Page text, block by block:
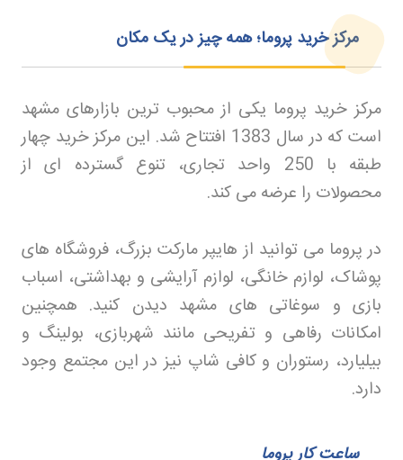
مرکز خرید پروما؛ همه چیز در یک مکان
مرکز خرید پروما یکی از محبوب ترین بازارهای مشهد
است که در سال 1383 افتتاح شد. این مرکز خرید چهار
طبقه با 250 واحد تجاری، تنوع گسترده ای از
محصولات را عرضه می کند.
در پروما می توانید از هایپر مارکت بزرگ، فروشگاه های
پوشاک، لوازم خانگی، لوازم آرایشی و بهداشتی، اسباب
بازی و سوغاتی های مشهد دیدن کنید. همچنین
امکانات رفاهی و تفریحی مانند شهربازی، بولینگ و
بیلیارد، رستوران و کافی شاپ نیز در این مجتمع وجود
دارد.
ساعت کار پروما